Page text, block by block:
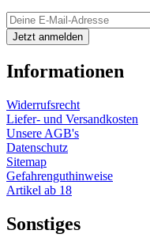
Informationen
Widerrufsrecht
Liefer- und Versandkosten
Unsere AGB's
Datenschutz
Sitemap
Gefahrenguthinweise
Artikel ab 18
Sonstiges